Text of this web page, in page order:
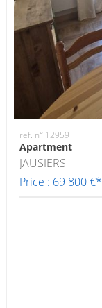
ref. n° 12959
Apartment
JAUSIERS
Price : 69 800 €*